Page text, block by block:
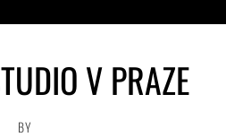
V PRAZE
BY